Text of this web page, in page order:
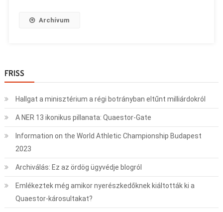
Archívum
FRISS
Hallgat a minisztérium a régi botrányban eltűnt milliárdokról
A NER 13 ikonikus pillanata: Quaestor-Gate
Information on the World Athletic Championship Budapest
2023
Archiválás: Ez az ördög ügyvédje blogról
Emlékeztek még amikor nyerészkedőknek kiáltották ki a
Quaestor-károsultakat?